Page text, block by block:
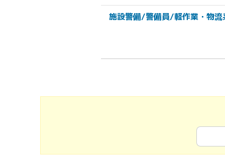
施設警備/警備員/軽作業・物